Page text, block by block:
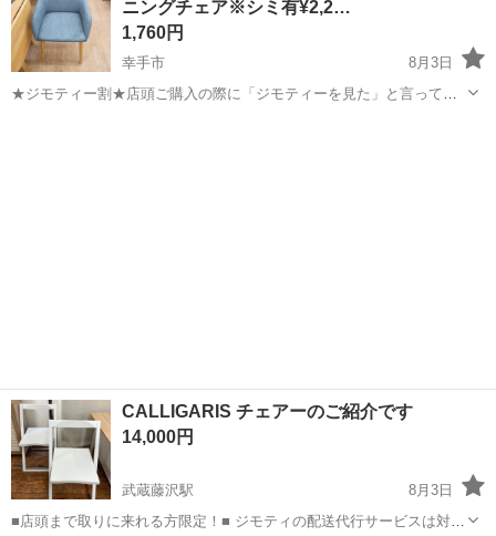
ニングチェア※シミ有¥2,2…
1,760円
幸手市
8月3日
★ジモティー割★店頭ご購入の際に「ジモティーを見た」と言ってい
CALLIGARIS チェアーのご紹介です
14,000円
武蔵藤沢駅
8月3日
■店頭まで取りに来れる方限定！■ ジモティの配送代行サービスは対応